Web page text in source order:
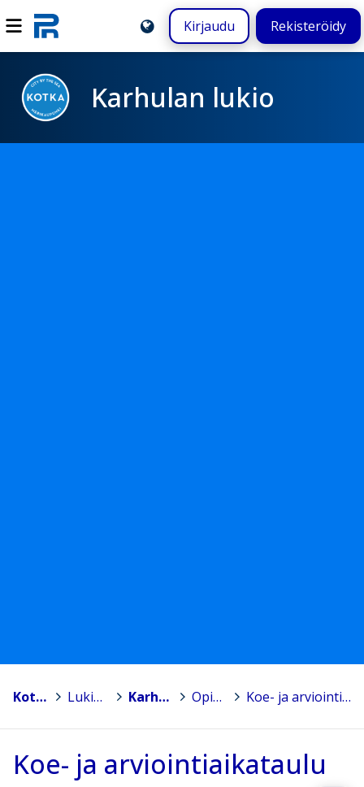
Kirjaudu Rekisteröidy
Karhulan lukio
Kotka Lukiokoulutus Karhulan lukio > Opiskelu > Koe- ja arviointiaikataulu
Koe- ja arviointiaikataulu